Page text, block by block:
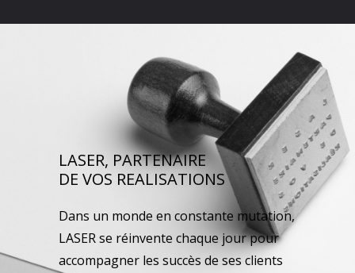
LASER, PARTENAIRE
DE VOS REALISATIONS
Dans un monde en constante mutation,
LASER se réinvente chaque jour pour
accompagner les succès de ses clients